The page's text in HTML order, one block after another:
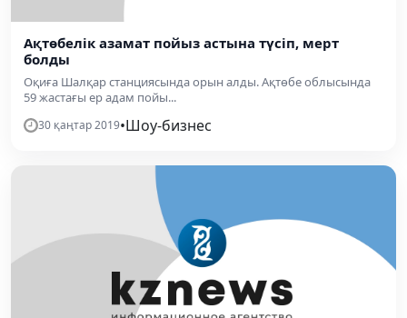
Ақтөбелік азамат пойыз астына түсіп, мерт
болды
Оқиға Шалқар станциясында орын алды. Ақтөбе облысында
59 жастағы ер адам пойы...
30 қаңтар 2019•Шоу-бизнес